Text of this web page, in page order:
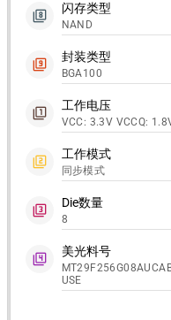
filter_8
闪存类型
NAND
filter_9
封装类型
BGA100
filter_1
工作电压
VCC: 3.3V VCCQ:
filter_2
工作模式
同步模式
filter_3
Die数量
8
filter_4
美光料号
USE